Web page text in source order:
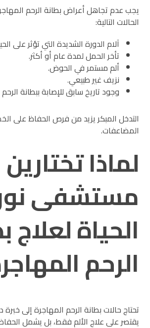
يجب عدم تجاهل أعراض بطانة الرحم
الحالات التالية:
آلام الدورة الشديدة التي تؤثر على
تأخر الحمل لمدة عام أو أكثر.
ألم مستمر في الحوض.
نزيف غير طبيعي.
وجود تاريخ سابق للإصابة ببطانة
التدخل المبكر يزيد من فرص الحفاظ على
المضاعفات.
لماذا تختارين
مستشفى
الحياة لعلاج
الرحم
تحتاج حالات بطانة الرحم المهاجرة إلى
يقتصر على علاج الألم فقط، بل يشمل